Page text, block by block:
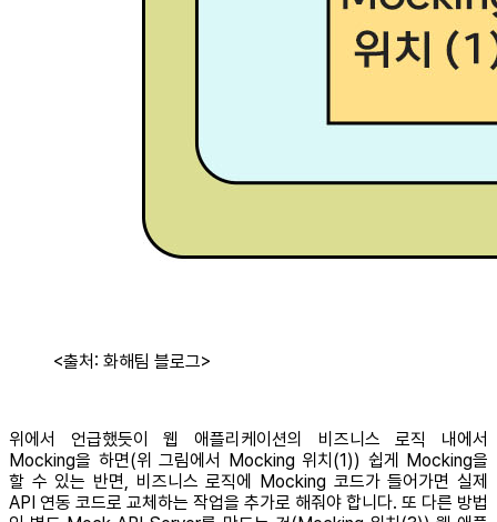
<출처: 화해팀 블로그>
위에서 언급했듯이 웹 애플리케이션의 비즈니스 로직 내에서
Mocking을 하면(위 그림에서 Mocking 위치(1)) 쉽게 Mocking을
할 수 있는 반면, 비즈니스 로직에 Mocking 코드가 들어가면 실제
API 연동 코드로 교체하는 작업을 추가로 해줘야 합니다. 또 다른 방법